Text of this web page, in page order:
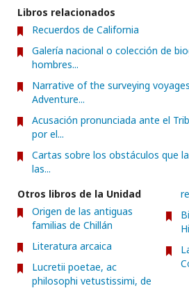
Libros relacionados
Recuerdos de California
Galería nacional o colección de
hombres...
Narrative of the surveying
Adventure...
Acusación pronunciada ante el
por el...
Cartas sobre los obstáculos que
las...
Otros libros de la Unidad
Origen de las antiguas
familias de Chillán
Literatura arcaica
Lucretii poetae, ac
philosophi vetustissimi, de